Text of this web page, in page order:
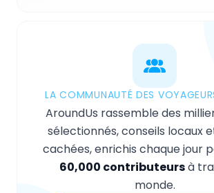
LA COMMUNAUTÉ DES
AroundUs rassemble des
sélectionnés, conseils locaux
cachées, enrichis chaque jour
60,000 contributeursà
monde.